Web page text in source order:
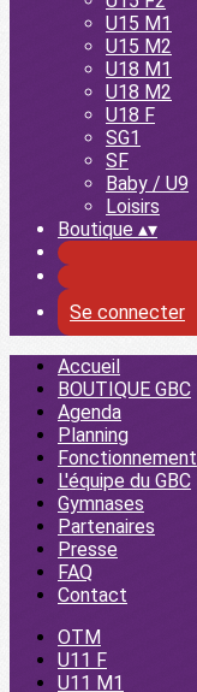
U15 M1
U15 M2
U18 M1
U18 M2
U18 F
SG1
SF
Baby / U9
Loisirs
Boutique ▴▾
Se connecter
Accueil
BOUTIQUE GBC
Agenda
Planning
Fonctionnement
L'équipe du GBC
Gymnases
Partenaires
Presse
FAQ
Contact
OTM
U11 F
U11 M1